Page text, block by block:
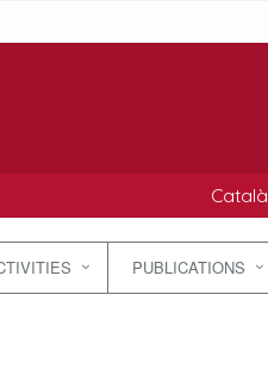
Català
PUBLICATIONS